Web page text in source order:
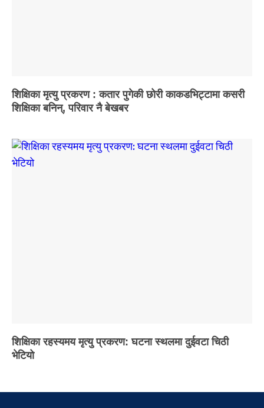
शिक्षिका मृत्यु प्रकरण : कतार पुगेकी छोरी काकडभिट्टामा कसरी
शिक्षिका बनिन्, परिवार नै बेखबर
शिक्षिका रहस्यमय मृत्यु प्रकरण: घटना स्थलमा दुईवटा चिठी
भेटियो